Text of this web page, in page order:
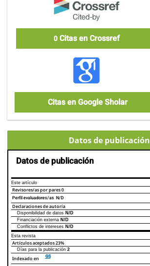
0Citas en Crossref
Citas en Google Sholar
Datos de publicación
Datos de publicación
Este artículo
Revisores/as por pares0
Perfil evaluadores/as N/D
Declaraciones de autoría
Declaraciones de autoríaEste artículo
Disponibilidad de datos N/D
Financiación externa N/D
Conflictos de intereses N/D
Esta revista
Artículos aceptados23%
Días para la publicación 2
Indexado en
GS